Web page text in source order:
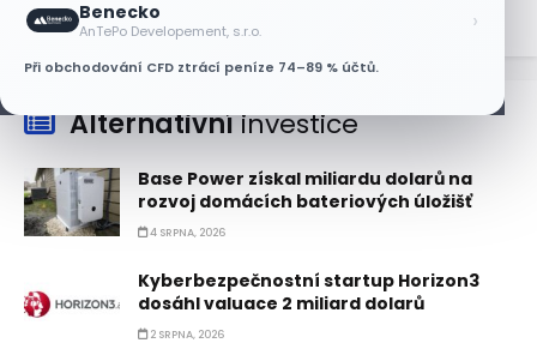
Benecko
AnTePo Developement, s.r.o. ›
Při obchodování CFD ztrácí peníze 74–89 % účtů.
Alternativníinvestice
Base Power získal miliardu dolarů na
rozvoj domácích bateriových úložišť
4 SRPNA, 2026
Kyberbezpečnostní startup Horizon3
dosáhl valuace 2 miliard dolarů
2 SRPNA, 2026